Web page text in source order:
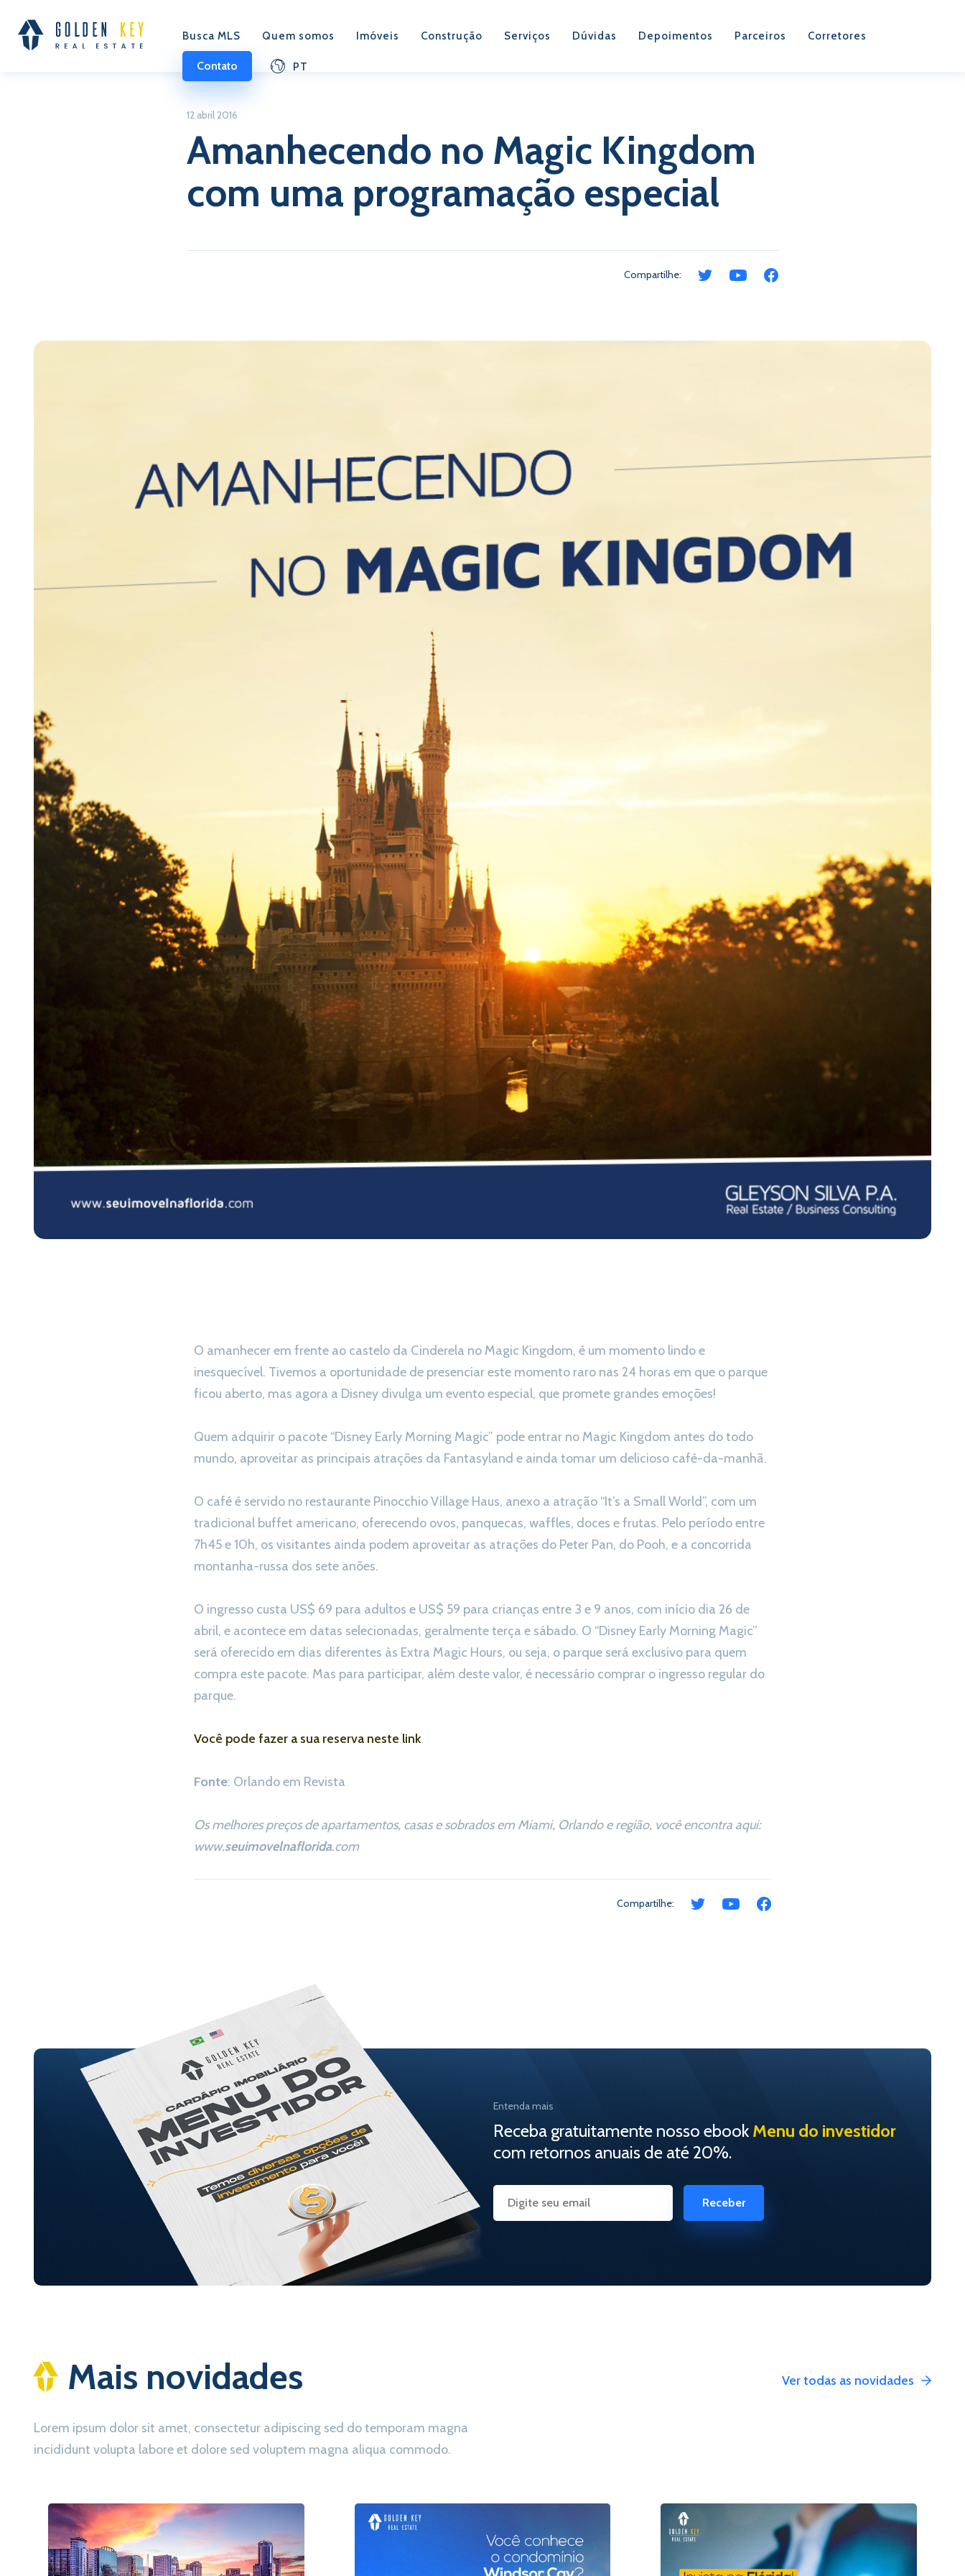
Busca MLS Quem somos Imóveis Construção Serviços Dúvidas Depoimentos Parceiros Corretores
Contato PT
12 abril 2016
Amanhecendo no Magic Kingdom
com uma programação especial
Compartilhe:
O amanhecer em frente ao castelo da Cinderela no Magic Kingdom, é um momento lindo e
inesquecível. Tivemos a oportunidade de presenciar este momento raro nas 24 horas em que o parque
ficou aberto, mas agora a Disney divulga um evento especial, que promete grandes emoções!
Quem adquirir o pacote “Disney Early Morning Magic” pode entrar no Magic Kingdom antes do todo
mundo, aproveitar as principais atrações da Fantasyland e ainda tomar um delicioso café-da-manhã.
O café é servido no restaurante Pinocchio Village Haus, anexo a atração “It’s a Small World”, com um
tradicional buffet americano, oferecendo ovos, panquecas, waffles, doces e frutas. Pelo período entre
7h45 e 10h, os visitantes ainda podem aproveitar as atrações do Peter Pan, do Pooh, e a concorrida
montanha-russa dos sete anões.
O ingresso custa US$ 69 para adultos e US$ 59 para crianças entre 3 e 9 anos, com início dia 26 de
abril, e acontece em datas selecionadas, geralmente terça e sábado. O “Disney Early Morning Magic”
será oferecido em dias diferentes às Extra Magic Hours, ou seja, o parque será exclusivo para quem
compra este pacote. Mas para participar, além deste valor, é necessário comprar o ingresso regular do
parque.
Você pode fazer a sua reserva neste link.
Fonte: Orlando em Revista
Os melhores preços de apartamentos, casas e sobrados em Miami, Orlando e região, você encontra aqui:
www.seuimovelnaflorida.com
Compartilhe:
Entenda mais
Receba gratuitamente nosso ebook Menu do investidor
com retornos anuais de até 20%.
Receber
Mais novidades Ver todas as novidades
Lorem ipsum dolor sit amet, consectetur adipiscing sed do temporam magna
incididunt volupta labore et dolore sed voluptem magna aliqua commodo.